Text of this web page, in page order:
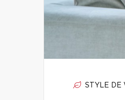
STYLE DE